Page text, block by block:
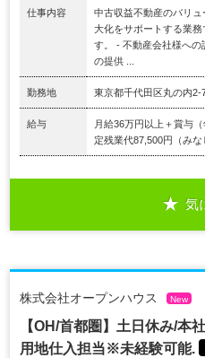
仕事内容
中古収益不動産のバリ
大化をサポートする業
す。 - 不動産会社様への
の提供 ...
勤務地 東京都千代田区丸の内2-
給与
月給36万円以上＋賞与
定残業代87,500円（みな
気
株式会社オープンハウス New
【OH/首都圏】土日休み/本
用地仕入担当※未経験可能.